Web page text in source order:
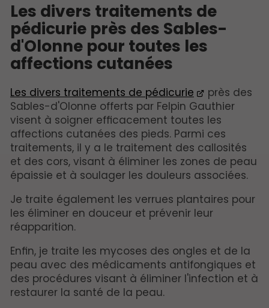
Les divers traitements de
pédicurie près des Sables-
d'Olonne pour toutes les
affections cutanées
Les divers traitements de pédicurie
près des
Sables-d'Olonne offerts par Felpin Gauthier
visent à soigner efficacement toutes les
affections cutanées des pieds. Parmi ces
traitements, il y a le traitement des callosités
et des cors, visant à éliminer les zones de peau
épaissie et à soulager les douleurs associées.
Je traite également les verrues plantaires pour
les éliminer en douceur et prévenir leur
réapparition.
Enfin, je traite les mycoses des ongles et de la
peau avec des médicaments antifongiques et
des procédures visant à éliminer l'infection et à
restaurer la santé de la peau.